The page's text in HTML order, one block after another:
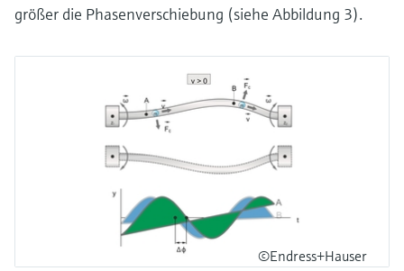
größer die Phasenverschiebung (siehe Abbildung 3).
©Endress+Hauser